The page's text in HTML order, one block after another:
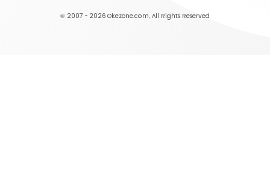
© 2007 - 2026 Okezone.com, All Rights Reserved